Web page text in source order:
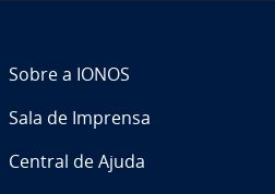
Sobre a IONOS
Sala de Imprensa
Central de Ajuda